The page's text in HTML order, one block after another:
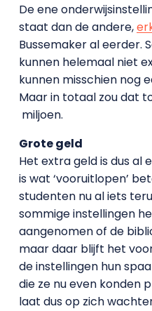
De ene
staat dan de andere,
Bussemaker al eerder.
kunnen helemaal niet
kunnen misschien nog
Maar in totaal zou dat
miljoen.
Grote geld
Het extra geld is dus al
is wat ‘vooruitlopen’
studenten nu al iets
sommige instellingen
aangenomen of de
maar daar blijft het
de instellingen hun
die ze nu even konden
laat dus op zich